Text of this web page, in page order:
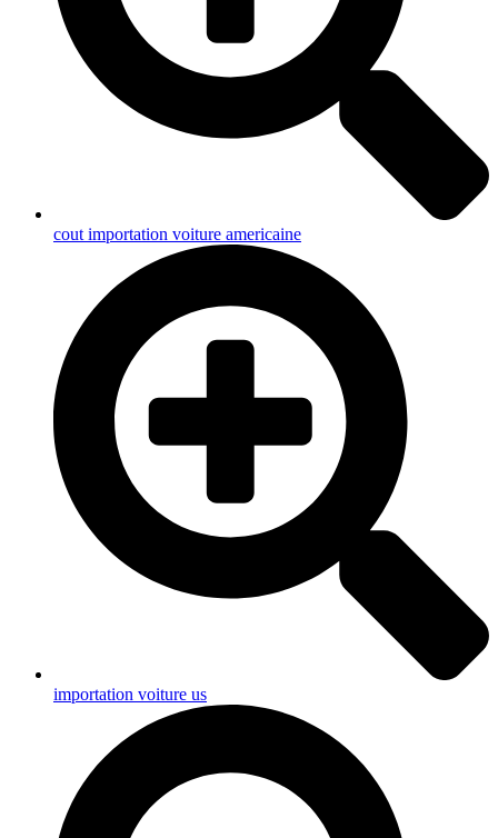
cout importation voiture americaine
importation voiture us